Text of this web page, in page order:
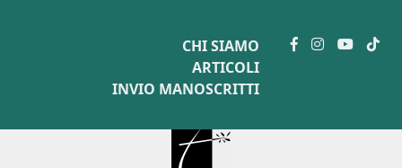
CHI SIAMO
ARTICOLI
INVIO MANOSCRITTI